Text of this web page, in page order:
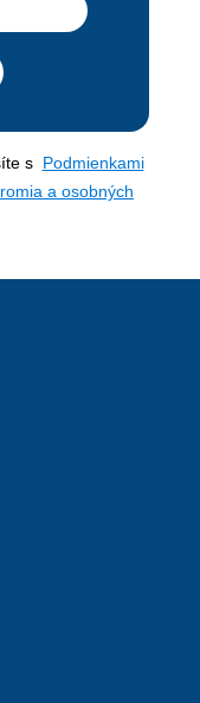
s Podmienkami
a osobných